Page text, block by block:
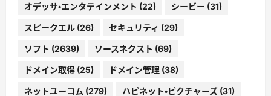
オデッサ・エンタテインメント (22) シービー (31)
スピークエル (26) セキュリティ (29)
ソフト (2639) ソースネクスト (69)
ドメイン取得 (25) ドメイン管理 (38)
ネットユーコム (279) ハピネット・ピクチャーズ (31)